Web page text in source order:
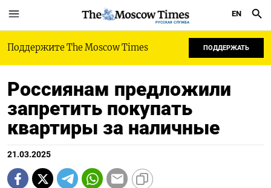
РУССКАЯ СЛУЖБА
EN
Поддержите The Moscow Times ПОДДЕРЖАТЬ
Россиянам предложили
запретить покупать
квартиры за наличные
21.03.2025